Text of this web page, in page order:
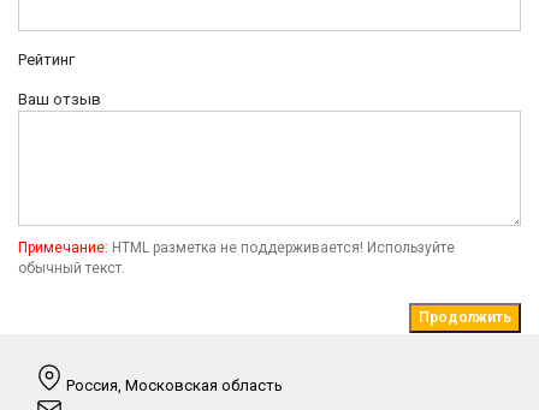
Рейтинг
Ваш отзыв
Примечание: HTML разметка не поддерживается! Используйте
обычный текст.
Продолжить
Россия, Московская область